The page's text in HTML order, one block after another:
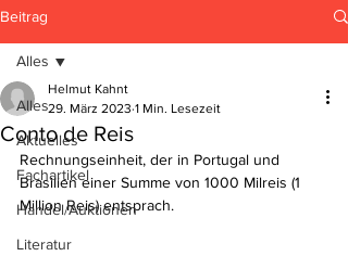
Beitrag
Alles
Aktuelles
Fachartikel
Handel/Auktionen
Literatur
Alles
Conto de Reis
Helmut Kahnt
29. März 2023 1 Min. Lesezeit
Rechnungseinheit, der in Portugal und
Brasilien einer Summe von 1000 Milreis (1
Million Reis) entsprach.